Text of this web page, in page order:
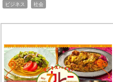
ビジネス 社会